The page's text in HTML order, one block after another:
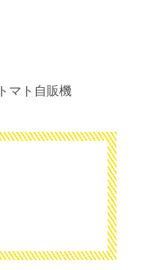
マト自販機